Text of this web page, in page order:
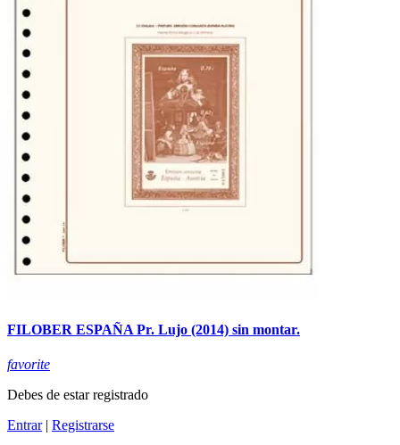
FILOBER ESPAÑA Pr. Lujo (2014) sin montar.
favorite
Debes de estar registrado
Entrar| Registrarse